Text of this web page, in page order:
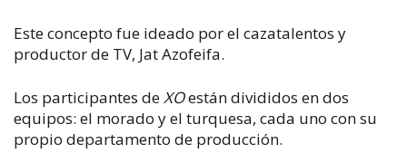
Este concepto fue ideado por el cazatalentos y
productor de TV, Jat Azofeifa.
Los participantes deXOestán divididos en dos
equipos: el morado y el turquesa, cada uno con su
propio departamento de producción.